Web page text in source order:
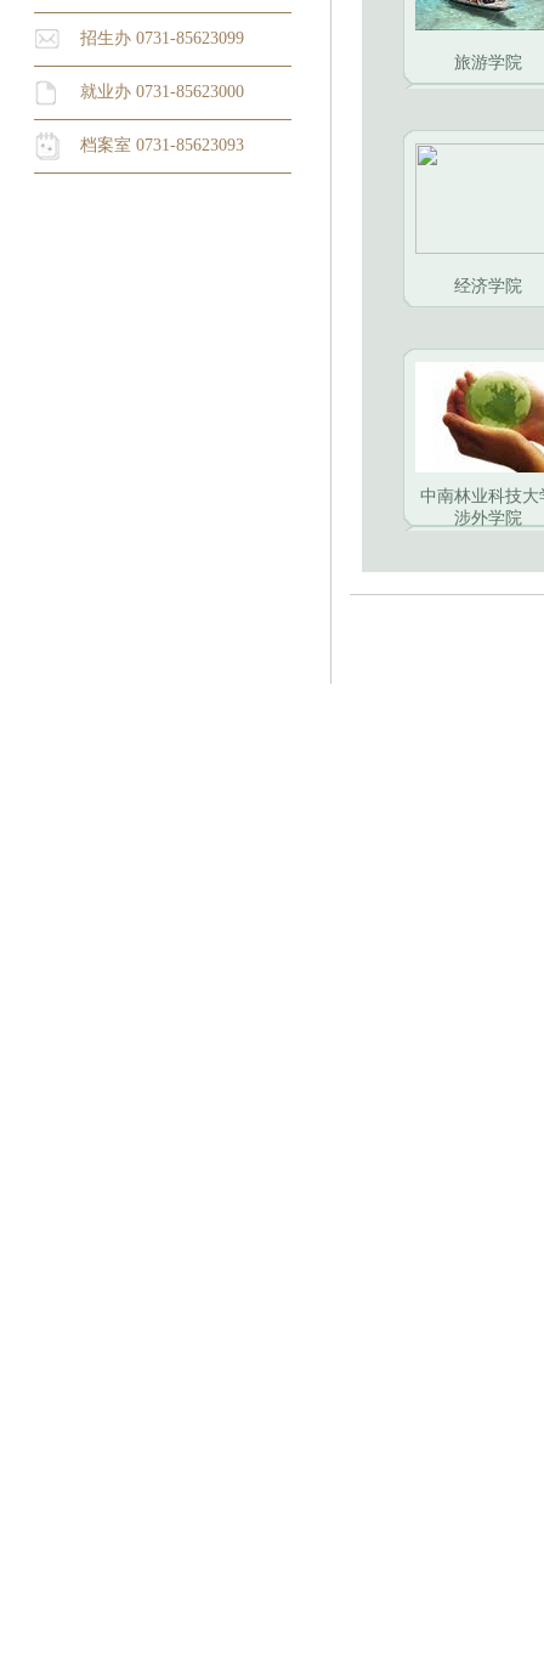
招生办 0731-85623099
就业办 0731-85623000
档案室 0731-85623093
旅游学院
经济学院
中南林业科技大
涉外学院